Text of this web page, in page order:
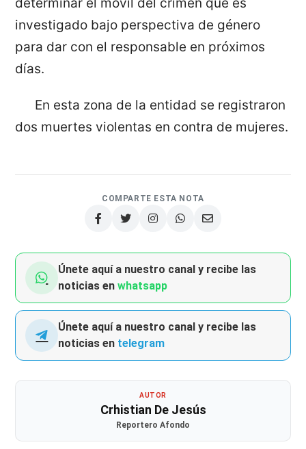
determinar el móvil del crimen que es
investigado bajo perspectiva de género
para dar con el responsable en próximos
días.
En esta zona de la entidad se registraron
dos muertes violentas en contra de mujeres.
COMPARTE ESTA NOTA
Únete aquí a nuestro canal y recibe las
noticias enwhatsapp
Únete aquí a nuestro canal y recibe las
noticias en telegram
AUTOR
Crhistian De Jesús
Reportero Afondo